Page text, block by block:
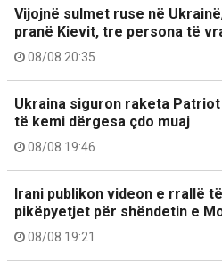
Vijojnë sulmet ruse në
pranë Kievit, tre persona të
08/08 20:35
Ukraina siguron raketa Patriot
të kemi dërgesa çdo muaj
08/08 19:46
Irani publikon videon e rrallë
pikëpyetjet për shëndetin e
08/08 19:21